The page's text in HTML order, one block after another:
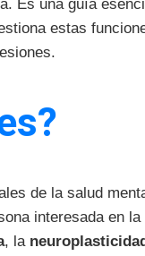
Es una guía
estas
de la salud
interesada en la
, la